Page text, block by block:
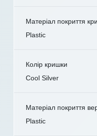
Матеріал покриття
Plastic
Колір кришки
Cool Silver
Матеріал покриття
Plastic